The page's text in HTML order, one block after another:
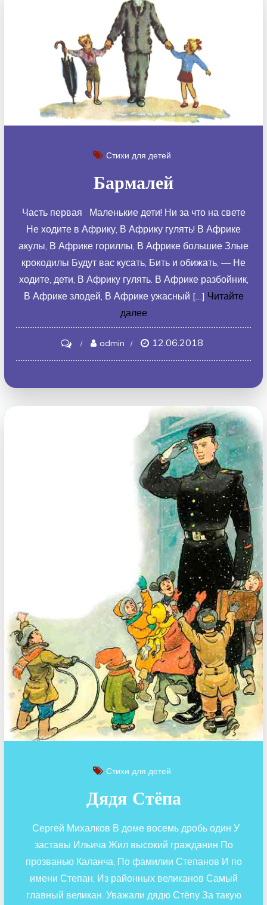
Стихи для детей
Бармалей
Часть первая Маленькие дети! Ни за что на свете
Не ходите в Африку, В Африку гулять! В Африке
акулы, В Африке гориллы, В Африке большие Злые
крокодилы Будут вас кусать, Бить и обижать, — Не
ходите, дети, В Африку гулять. В Африке разбойник,
В Африке злодей, В Африке ужасный […] Читайте
далее
on
Бармалей
admin 12.06.2018
Стихи для детей
Дядя Стёпа
Сергей Михалков В доме восемь дробь один У
заставы Ильича Жил высокий гражданин По
прозванью Каланча, По фамилии Степанов И по
имени Степан, Из районных великанов Самый
главный великан. Уважали дядю Стёпу За такую